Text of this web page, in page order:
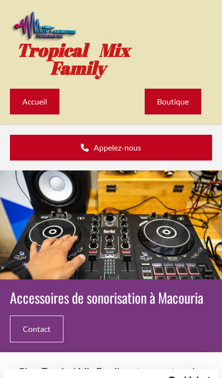
Tropical Mix
Family
Accueil Boutique
Appelez-nous
Accessoires de sonorisation à Macouria
Contact
Chez Tropical Mix Family, retrouvez tous les